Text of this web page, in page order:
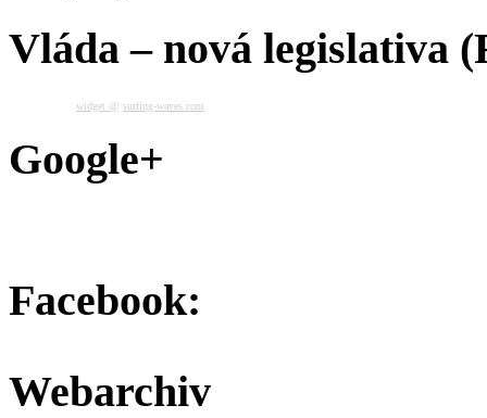
Vláda – nová legislativa
widget @ surfing-waves.com
Google+
Facebook:
Webarchiv